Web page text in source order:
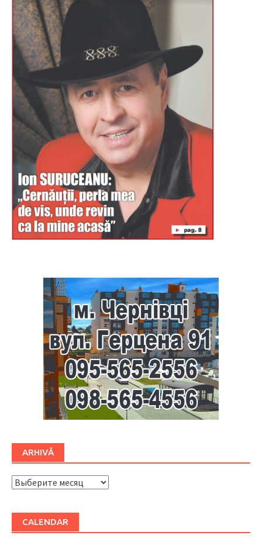
ARHIVĂ
ARHIVĂ
CALENDAR